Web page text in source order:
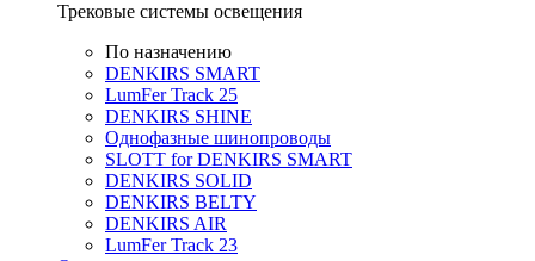
Трековые системы освещения
По назначению
DENKIRS SMART
LumFer Track 25
DENKIRS SHINE
Однофазные шинопроводы
SLOTT for DENKIRS SMART
DENKIRS SOLID
DENKIRS BELTY
DENKIRS AIR
LumFer Track 23